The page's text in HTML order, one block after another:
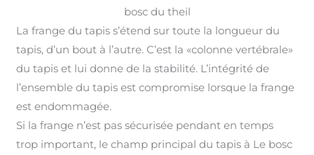
bosc du theil
La frange du tapis s’étend sur toute la longueur du
tapis, d’un bout à l’autre. C’est la «colonne vertébrale»
du tapis et lui donne de la stabilité. L’intégrité de
l’ensemble du tapis est compromise lorsque la frange
est endommagée.
Si la frange n’est pas sécurisée pendant en temps
trop important, le champ principal du tapis à Le bosc